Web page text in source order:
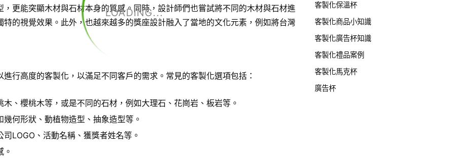
LOADING...
更能突顯木材與石材本身的質感。同時，設計師們也嘗試將不同的木材與石材進
的視覺效果。此外，也越來越多的獎座設計融入了當地的文化元素，例如將台灣
行高度的客製化，以滿足不同客戶的需求。常見的客製化選項包括：
、櫻桃木等，或是不同的石材，例如大理石、花崗岩、板岩等。
何形狀、動植物造型、抽象造型等。
LOGO、活動名稱、獲獎者姓名等。
客製化保溫杯
客製化商品小知識
客製化廣告杯知識
客製化禮品案例
客製化馬克杯
廣告杯